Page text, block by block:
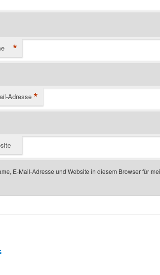
*
Adresse *
E-Mail-Adresse und Website in diesem Browser für